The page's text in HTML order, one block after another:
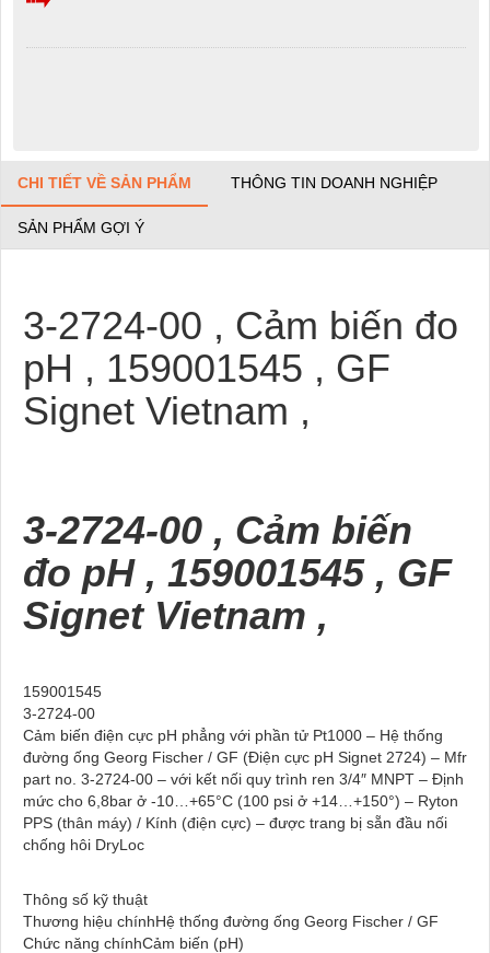
CHI TIẾT VỀ SẢN PHẨM THÔNG TIN DOANH NGHIỆP
SẢN PHẨM GỢI Ý
3-2724-00 , Cảm biến đo
pH , 159001545 , GF
Signet Vietnam ,
3-2724-00 , Cảm biến
đo pH , 159001545 , GF
Signet Vietnam ,
159001545
3-2724-00
Cảm biến điện cực pH phẳng với phần tử Pt1000 – Hệ thống
đường ống Georg Fischer / GF (Điện cực pH Signet 2724) – Mfr
part no. 3-2724-00 – với kết nối quy trình ren 3/4″ MNPT – Định
mức cho 6,8bar ở -10…+65°C (100 psi ở +14…+150°) – Ryton
PPS (thân máy) / Kính (điện cực) – được trang bị sẵn đầu nối
chống hôi DryLoc
Thông số kỹ thuật
Thương hiệu chínhHệ thống đường ống Georg Fischer / GF
Chức năng chínhCảm biến (pH)